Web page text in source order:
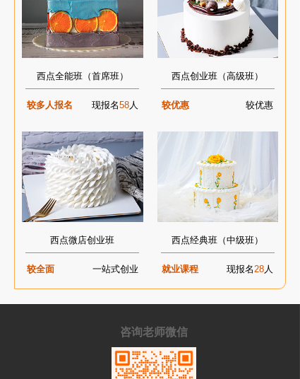
西点全能班（首席班）
较多人报名 现报名58人
西点创业班（高级班）
较优惠 较优惠
西点微店创业班
较全面 一站式创业
西点经典班（中级班）
就业课程 现报名28人
咨询老师微信